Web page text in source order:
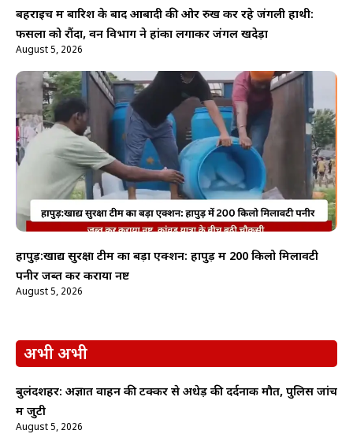
बहराइच में बारिश के बाद आबादी की ओर रुख कर रहे जंगली हाथी:
फसलों को रौंदा, वन विभाग ने हांका लगाकर जंगल खदेड़ा
August 5, 2026
हापुड़:खाद्य सुरक्षा टीम का बड़ा एक्शन: हापुड़ में 200 किलो मिलावटी
पनीर जब्त कर कराया नष्ट
August 5, 2026
अभी अभी
बुलंदशहर: अज्ञात वाहन की टक्कर से अधेड़ की दर्दनाक मौत, पुलिस जांच
में जुटी
August 5, 2026